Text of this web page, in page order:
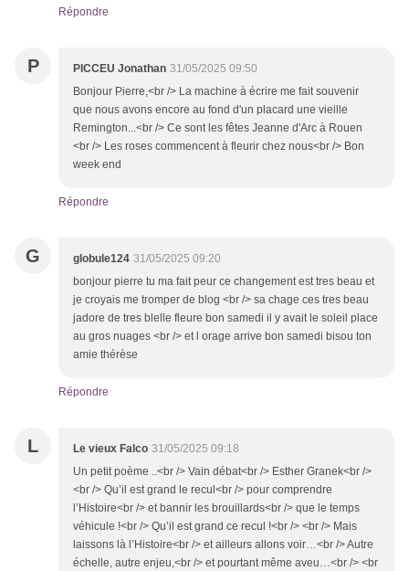
Répondre
P PICCEU Jonathan 31/05/2025 09:50
Bonjour Pierre,<br /> La machine à écrire me fait souvenir
que nous avons encore au fond d'un placard une vieille
Remington...<br /> Ce sont les fêtes Jeanne d'Arc à Rouen
<br /> Les roses commencent à fleurir chez nous<br /> Bon
week end
Répondre
G globule124 31/05/2025 09:20
bonjour pierre tu ma fait peur ce changement est tres beau et
je croyais me tromper de blog <br /> sa chage ces tres beau
jadore de tres blelle fleure bon samedi il y avait le soleil place
au gros nuages <br /> et l orage arrive bon samedi bisou ton
amie thérèse
Répondre
L Le vieux Falco 31/05/2025 09:18
Un petit poème ..<br /> Vain débat<br /> Esther Granek<br />
<br /> Qu’il est grand le recul<br /> pour comprendre
l’Histoire<br /> et bannir les brouillards<br /> que le temps
véhicule !<br /> Qu’il est grand ce recul !<br /> <br /> Mais
laissons là l’Histoire<br /> et ailleurs allons voir…<br /> Autre
échelle, autre enjeu,<br /> et pourtant même aveu…<br /> <br